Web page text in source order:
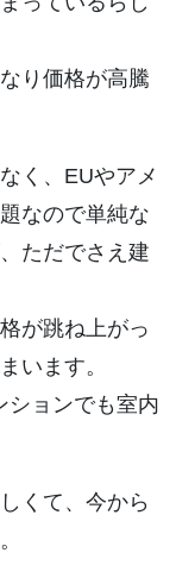
り価格が高騰
く、EUやアメ
なので単純な
ただでさえ建
が跳ね上がっ
います。
ションでも室内
くて、今から